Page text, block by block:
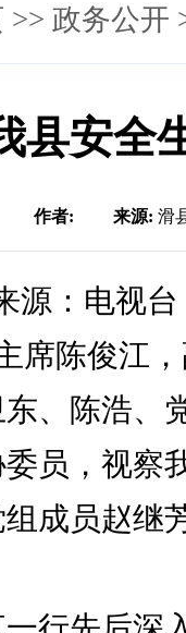
>> 政务公开
县安全
作者: 来源: 滑
源：电视台
席陈俊江
、陈浩、
员，视察
成员赵继